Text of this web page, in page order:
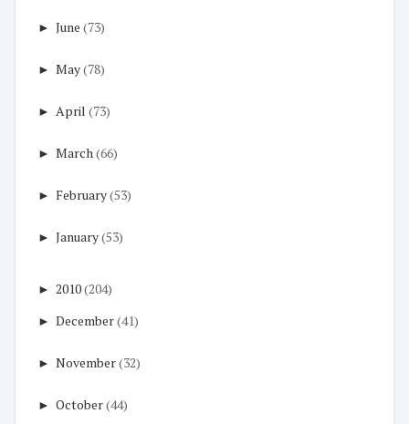
► June (73)
► May(78)
► April (73)
► March(66)
► February(53)
► January(53)
► 2010(204)
► December(41)
► November(32)
► October(44)